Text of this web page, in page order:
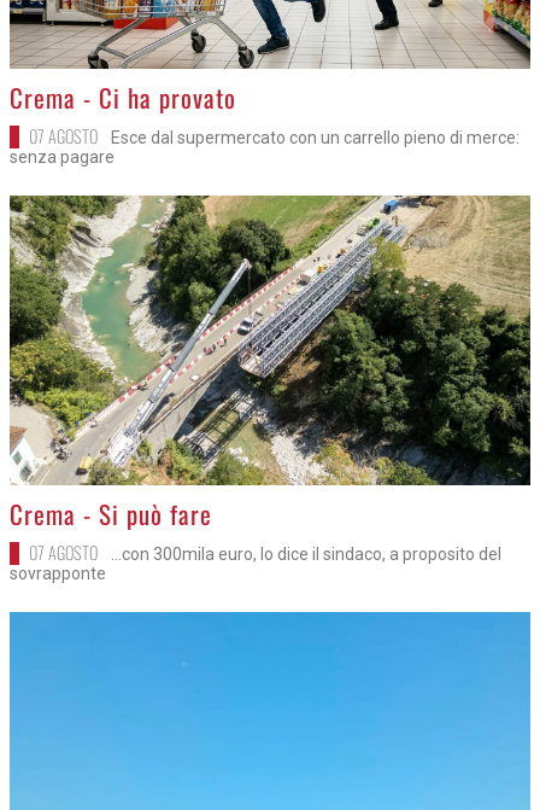
>
Crema - Ci ha provato
07 AGOSTO
Esce dal supermercato con un carrello pieno di merce:
senza pagare
>
Crema - Si può fare
07 AGOSTO
...con 300mila euro, lo dice il sindaco, a proposito del
sovrapponte